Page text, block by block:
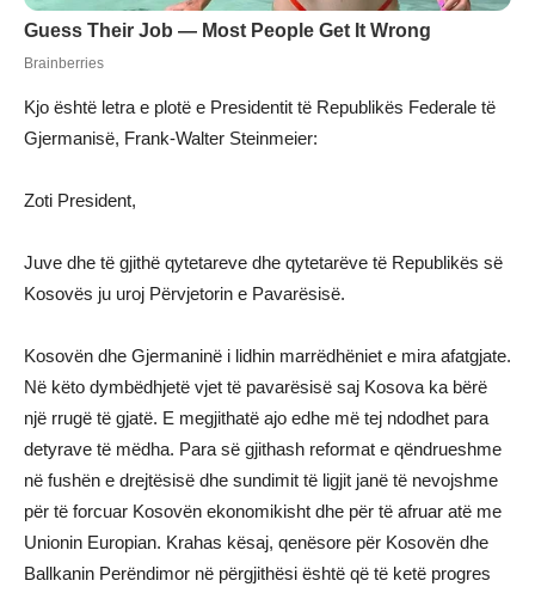
Kjo është letra e plotë e Presidentit të Republikës Federale të
Gjermanisë, Frank-Walter Steinmeier:
Zoti President,
Juve dhe të gjithë qytetareve dhe qytetarëve të Republikës së
Kosovës ju uroj Përvjetorin e Pavarësisë.
Kosovën dhe Gjermaninë i lidhin marrëdhëniet e mira afatgjate.
Në këto dymbëdhjetë vjet të pavarësisë saj Kosova ka bërë
një rrugë të gjatë. E megjithatë ajo edhe më tej ndodhet para
detyrave të mëdha. Para së gjithash reformat e qëndrueshme
në fushën e drejtësisë dhe sundimit të ligjit janë të nevojshme
për të forcuar Kosovën ekonomikisht dhe për të afruar atë me
Unionin Europian. Krahas kësaj, qenësore për Kosovën dhe
Ballkanin Perëndimor në përgjithësi është që të ketë progres